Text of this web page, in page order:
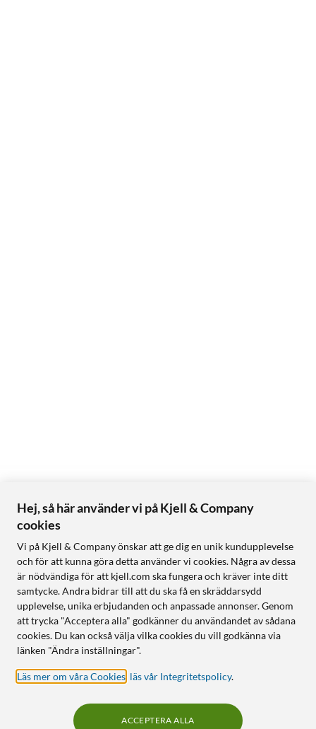
Hej, så här använder vi på Kjell & Company
cookies
Vi på Kjell & Company önskar att ge dig en unik kundupplevelse
och för att kunna göra detta använder vi cookies. Några av dessa
är nödvändiga för att kjell.com ska fungera och kräver inte ditt
samtycke. Andra bidrar till att du ska få en skräddarsydd
upplevelse, unika erbjudanden och anpassade annonser. Genom
att trycka "Acceptera alla" godkänner du användandet av sådana
cookies. Du kan också välja vilka cookies du vill godkänna via
länken "Ändra inställningar".
Läs mer om våra Cookies läs vår Integritetspolicy.
ACCEPTERA ALLA